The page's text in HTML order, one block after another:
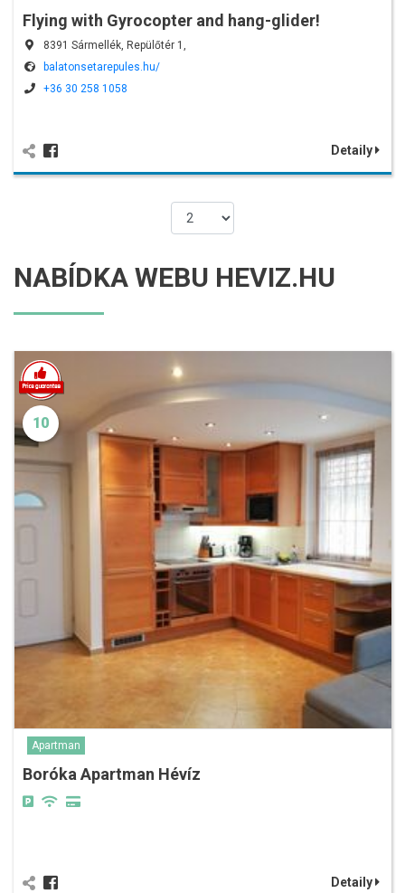
Flying with Gyrocopter and hang-glider!
8391 Sármellék, Repülőtér 1,
balatonsetarepules.hu/
+36 30 258 1058
Detaily
NABÍDKA WEBU HEVIZ.HU
10
Apartman
Boróka Apartman Hévíz
Detaily